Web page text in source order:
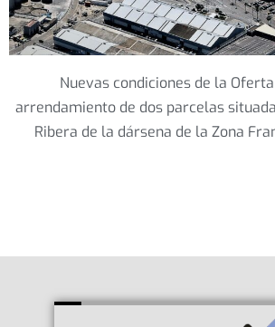
Nuevas condiciones de la
arrendamiento de dos parcelas
Ribera de la dársena de la Zona